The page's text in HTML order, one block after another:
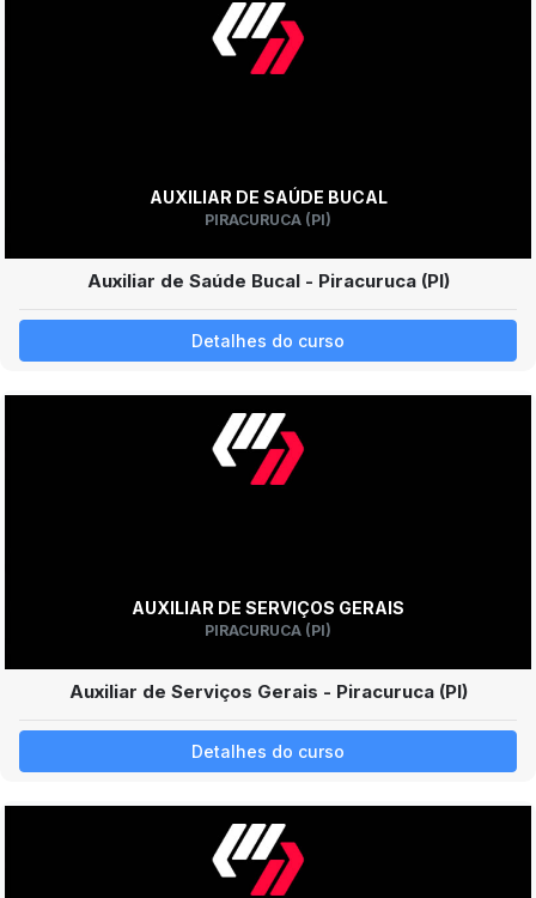
AUXILIAR DE SAÚDE BUCAL
PIRACURUCA (PI)
Auxiliar de Saúde Bucal - Piracuruca (PI)
Detalhes do curso
AUXILIAR DE SERVIÇOS GERAIS
PIRACURUCA (PI)
Auxiliar de Serviços Gerais - Piracuruca (PI)
Detalhes do curso